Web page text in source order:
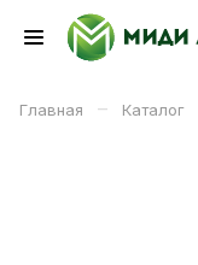
Главная – Каталог